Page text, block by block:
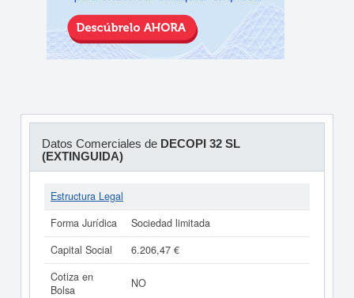
Datos Comerciales de DECOPI 32 SL
(EXTINGUIDA)
Estructura Legal
Forma Jurídica
Sociedad limitada
Capital Social
6.206,47 €
Cotiza en
Bolsa
NO